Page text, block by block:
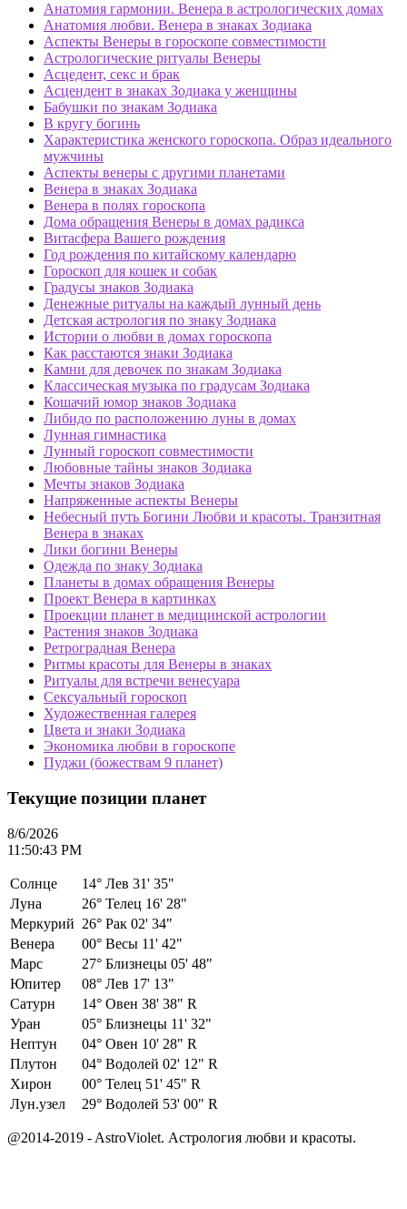
Анатомия гармонии. Венера в астрологических домах
Анатомия любви. Венера в знаках Зодиака
Аспекты Венеры в гороскопе совместимости
Астрологические ритуалы Венеры
Асцедент, секс и брак
Асцендент в знаках Зодиака у женщины
Бабушки по знакам Зодиака
В кругу богинь
Характеристика женского гороскопа. Образ идеального
мужчины
Аспекты венеры с другими планетами
Венера в знаках Зодиака
Венера в полях гороскопа
Дома обращения Венеры в домах радикса
Витасфера Вашего рождения
Год рождения по китайскому календарю
Гороскоп для кошек и собак
Градусы знаков Зодиака
Денежные ритуалы на каждый лунный день
Детская астрология по знаку Зодиака
Истории о любви в домах гороскопа
Как расстаются знаки Зодиака
Камни для девочек по знакам Зодиака
Классическая музыка по градусам Зодиака
Кошачий юмор знаков Зодиака
Либидо по расположению луны в домах
Лунная гимнастика
Лунный гороскоп совместимости
Любовные тайны знаков Зодиака
Мечты знаков Зодиака
Напряженные аспекты Венеры
Небесный путь Богини Любви и красоты. Транзитная
Венера в знаках
Лики богини Венеры
Одежда по знаку Зодиака
Планеты в домах обращения Венеры
Проект Венера в картинках
Проекции планет в медицинской астрологии
Растения знаков Зодиака
Ретроградная Венера
Ритмы красоты для Венеры в знаках
Ритуалы для встречи венесуара
Сексуальный гороскоп
Художественная галерея
Цвета и знаки Зодиака
Экономика любви в гороскопе
Пуджи (божествам 9 планет)
Текущие позиции планет
8/6/2026
11:50:43 PM
Солнце 14° Лев 31' 35"
Луна
26° Телец 16' 28"
Меркурий 26° Рак 02' 34"
Венера
00° Весы 11' 42"
Марс
27° Близнецы 05' 48"
Юпитер
08° Лев 17' 13"
Сатурн
14° Овен 38' 38" R
Уран
05° Близнецы 11' 32"
Нептун
04° Овен 10' 28" R
Плутон
04° Водолей 02' 12" R
Хирон
00° Телец 51' 45" R
Лун.узел
29° Водолей 53' 00" R
@2014-2019 - AstroViolet. Астрология любви и красоты.